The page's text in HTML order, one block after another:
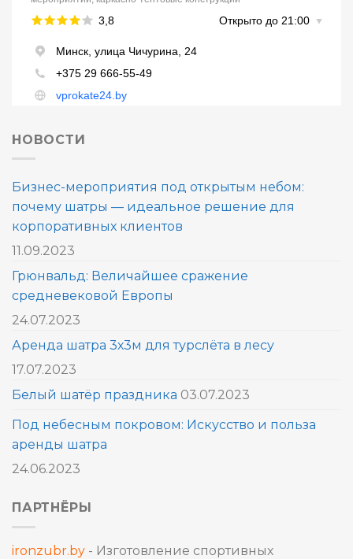
НОВОСТИ
Бизнес-мероприятия под открытым небом:
почему шатры — идеальное решение для
корпоративных клиентов
11.09.2023
Грюнвальд: Величайшее сражение
средневековой Европы
24.07.2023
Аренда шатра 3х3м для турслёта в лесу
17.07.2023
Белый шатёр праздника 03.07.2023
Под небесным покровом: Искусство и польза
аренды шатра
24.06.2023
ПАРТНЁРЫ
ironzubr.by - Изготовление спортивных